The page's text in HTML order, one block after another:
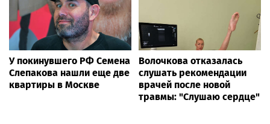
У покинувшего РФ Семена
Слепакова нашли еще две
квартиры в Москве
Волочкова отказалась
слушать рекомендации
врачей после новой
травмы: "Слушаю сердце"